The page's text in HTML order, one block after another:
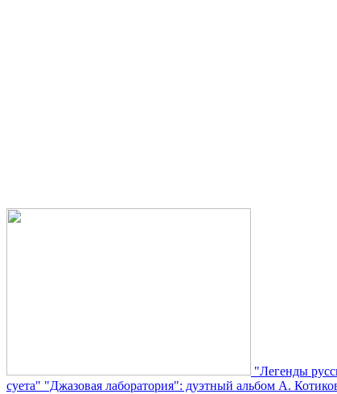
"Легенды
суета" "Джазовая лаборатория": дуэтный альбом А.